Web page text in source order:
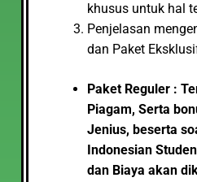
khusus untuk hal
Penjelasan
dan Paket
Paket Reguler :
Piagam, Serta
Jenius, beserta
Indonesian
dan Biaya akan